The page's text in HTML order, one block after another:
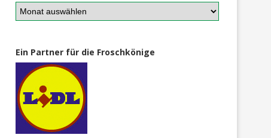
Ein Partner für die Froschkönige